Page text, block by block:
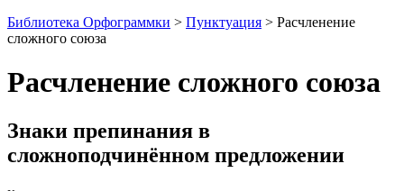
Библиотека Орфограммки > Пунктуация > Расчленение
сложного союза
Расчленение сложного союза
Знаки препинания в
сложноподчинённом предложении